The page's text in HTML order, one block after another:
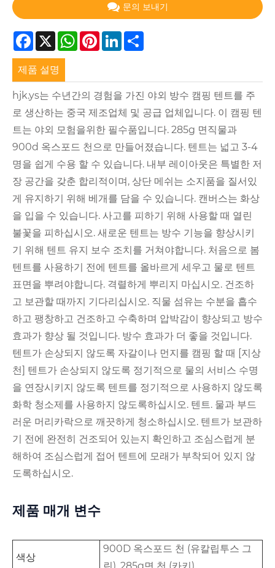
문의 보내기
Facebook
X WhatsApp
Pinterest
LinkedIn
제품 설명
hjk.ys는 수년간의 경험을 가진 야외 방수 캠핑 텐트를 주
로 생산하는 중국 제조업체 및 공급 업체입니다. 이 캠핑 텐
트는 야외 모험을위한 필수품입니다. 285g 면직물과
900d 옥스포드 천으로 만들어졌습니다. 텐트는 넓고 3-4
명을 쉽게 수용 할 수 있습니다. 내부 레이아웃은 특별한 저
장 공간을 갖춘 합리적이며, 상단 메쉬는 소지품을 질서있
게 유지하기 위해 베개를 담을 수 있습니다. 캔버스는 화상
을 입을 수 있습니다. 사고를 피하기 위해 사용할 때 열린
불꽃을 피하십시오. 새로운 텐트는 방수 기능을 향상시키
기 위해 텐트 유지 보수 조치를 거쳐야합니다. 처음으로 봄
텐트를 사용하기 전에 텐트를 올바르게 세우고 물로 텐트
표면을 뿌려야합니다. 격렬하게 뿌리지 마십시오. 건조하
고 보관할 때까지 기다리십시오. 직물 섬유는 수분을 흡수
하고 팽창하고 건조하고 수축하며 압박감이 향상되고 방수
효과가 향상 될 것입니다. 방수 효과가 더 좋을 것입니다.
텐트가 손상되지 않도록 자갈이나 먼지를 캠핑 할 때 [지상
천] 텐트가 손상되지 않도록 정기적으로 물의 서비스 수명
을 연장시키지 않도록 텐트를 정기적으로 사용하지 않도록
화학 청소제를 사용하지 않도록하십시오. 텐트. 물과 부드
러운 머리카락으로 깨끗하게 청소하십시오. 텐트가 보관하
기 전에 완전히 건조되어 있는지 확인하고 조심스럽게 분
해하여 조심스럽게 접어 텐트에 모래가 부착되어 있지 않
도록하십시오.
제품 매개 변수
색상
900D 옥스포드 천 (유칼립투스 그